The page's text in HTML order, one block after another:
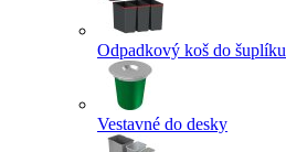
Odpadkový koš do šuplíku
Vestavné do desky